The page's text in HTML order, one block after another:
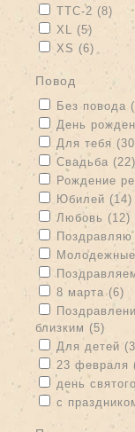
Apply TTC-2 filter
TTC-2 (8)
Apply XL filter
XL (5) Apply
Apply XS filter
XS (6)
повод
Apply Без
Без повода
Apply День
День
Apply Для тебя
Для тебя
Apply Свадьба
Свадьба (22)
Apply Рождение
Рождение
Apply Юбилей
Юбилей (14)
Apply Любовь
Любовь (12)
ApplyПоздравляю
Apply
Apply
Apply 8 марта
8 марта (6)
Apply
близким (5)
Apply Для
Для детей
Apply 23
23 февраля
Apply день
день
Apply с
с